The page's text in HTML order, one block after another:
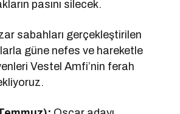
pasını silecek.
sabahları gerçekleştirilen
güne nefes ve hareketle
Vestel Amfi’nin ferah